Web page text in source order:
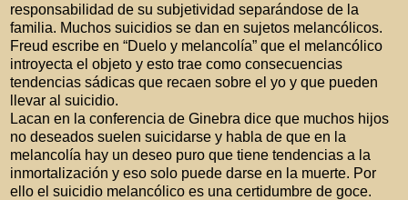
responsabilidad de su subjetividad separándose de la
familia. Muchos suicidios se dan en sujetos melancólicos.
Freud escribe en “Duelo y melancolía” que el melancólico
introyecta el objeto y esto trae como consecuencias
tendencias sádicas que recaen sobre el yo y que pueden
llevar al suicidio.
Lacan en la conferencia de Ginebra dice que muchos hijos
no deseados suelen suicidarse y habla de que en la
melancolía hay un deseo puro que tiene tendencias a la
inmortalización y eso solo puede darse en la muerte. Por
ello el suicidio melancólico es una certidumbre de goce.